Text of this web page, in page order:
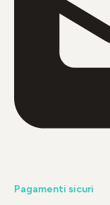
Pagamenti sicuri